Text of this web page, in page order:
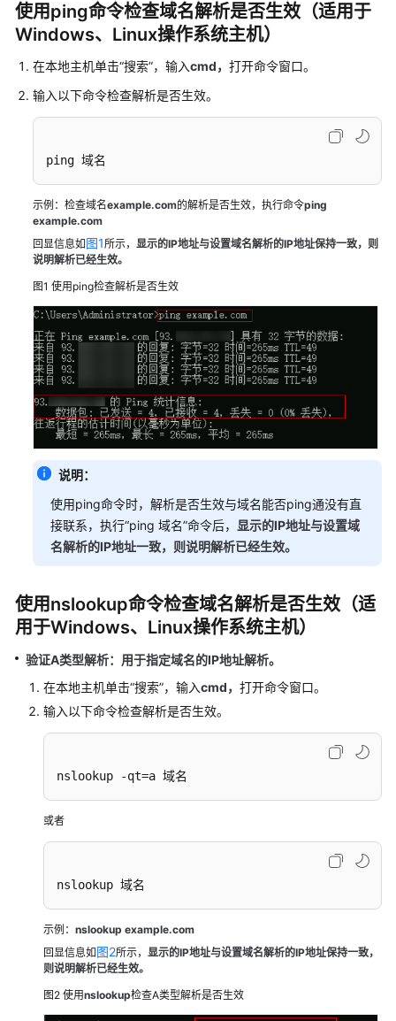
询
类
域
名
生
效
网
站
无
法
访
公
网
域
名
析
内
网
域
名
析
名
转
解
析
使用ping命令检查域名解析是否生效（适用于
Windows、Linux操作系统主机）
在本地主机单击“搜索”，输入cmd， 打开命令窗口。
输入以下命令检查解析是否生效。
ping 域名
示例：检查域名example.com的解析是否生效，执行命令ping
example.com
回显信息如图1所示， 显示的IP地址与设置域名解析的IP地址保持一致，则
说明解析已经生效。
图1 使用ping检查解析是否生效
说明：
使用ping命令时，解析是否生效与域名能否ping通没有直
接联系，执行“ping 域名”命令后，
显示的IP地址与设置域
名解析的IP地址一致，则说明解析已经生效。
使用nslookup命令检查域名解析是否生效（适
用于Windows、Linux操作系统主机）
验证A类型解析：用于指定域名的IP地址解析。
在本地主机单击“搜索”，输入cmd， 打开命令窗口。
输入以下命令检查解析是否生效。
nslookup -qt=a 域名
或者
nslookup 域名
示例： nslookup example.com
回显信息如图2所示， 显示的IP地址与设置域名解析的IP地址保持一致，
则说明解析已经生效。
图2 使用nslookup检查A类型解析是否生效